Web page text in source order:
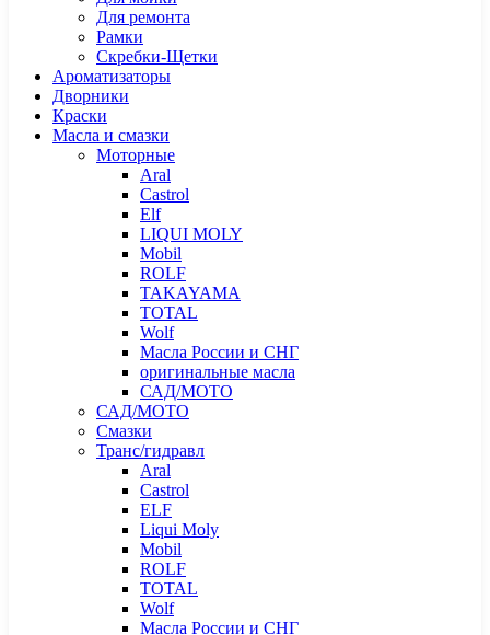
Для ремонта
Рамки
Скребки-Щетки
Ароматизаторы
Дворники
Краски
Масла и смазки
Моторные
Aral
Castrol
Elf
LIQUI MOLY
Mobil
ROLF
TAKAYAMA
TOTAL
Wolf
Масла России и СНГ
оригинальные масла
САД/МОТО
САД/МОТО
Смазки
Транс/гидравл
Aral
Castrol
ELF
Liqui Moly
Mobil
ROLF
TOTAL
Wolf
Масла России и СНГ